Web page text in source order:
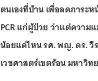
ตนเองที่บ้าน เพื่อลดภาระ
PCR แก่ผู้ป่วย ว่าแต่ความ
น้อยแค่ไหน รศ. พญ. ดร. วี
เวชศาสตร์เขตร้อน มหาวิ